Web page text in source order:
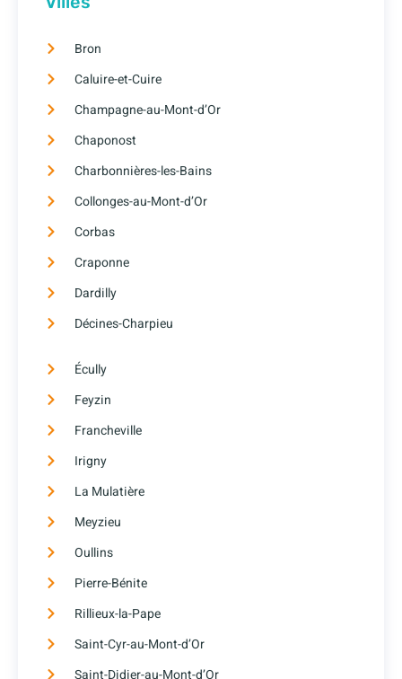
Bron
Caluire-et-Cuire
Champagne-au-Mont-d’Or
Chaponost
Charbonnières-les-Bains
Collonges-au-Mont-d’Or
Corbas
Craponne
Dardilly
Décines-Charpieu
Écully
Feyzin
Francheville
Irigny
La Mulatière
Meyzieu
Oullins
Pierre-Bénite
Rillieux-la-Pape
Saint-Cyr-au-Mont-d’Or
Saint-Didier-au-Mont-d’Or